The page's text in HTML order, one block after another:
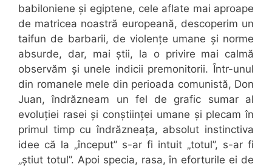
babiloniene și egiptene, cele aflate mai aproape
de matricea noastră europeană, descoperim un
taifun de barbarii, de violențe umane și norme
absurde, dar, mai știi, la o privire mai calmă
observăm și unele indicii premonitorii. Într-unul
din romanele mele din perioada comunistă, Don
Juan, îndrăzneam un fel de grafic sumar al
evoluției rasei și conștiinței umane și plecam în
primul timp cu îndrăzneața, absolut instinctiva
idee că la „început” s-ar fi intuit „totul”, s-ar fi
„știut totul”. Apoi specia, rasa, în eforturile ei de